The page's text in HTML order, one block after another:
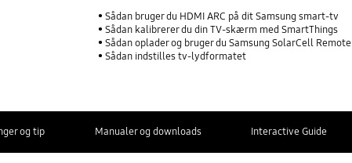
Sådan bruger du HDMI ARC på dit Samsung smart-tv
Sådan kalibrerer du din TV-skærm med SmartThings
Sådan oplader og bruger du Samsung SolarCell Remote
Sådan indstilles tv-lydformatet
og tip Manualer og downloads Interactive Guide